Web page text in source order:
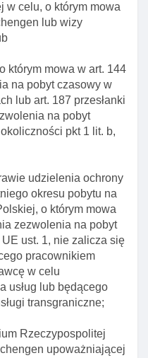
w celu, o którym mowa
lub wizy
którym mowa w art. 144
na pobyt czasowy w
lub art. 187 przesłanki
na pobyt
pkt 1 lit. b,
udzielenia ochrony
okresu pobytu na
o którym mowa
zezwolenia na pobyt
ust. 1, nie zalicza się
pracownikiem
w celu
usług lub będącego
transgraniczne;
Rzeczypospolitej
upoważniającej
w sprawie
czasowy ze
wniosku o
ze względu na
pobytu
rp
zezwolenia na pobyt
wymagające
rp
pobyt czasowy ze
czasowy ze
na pobyt czasowy